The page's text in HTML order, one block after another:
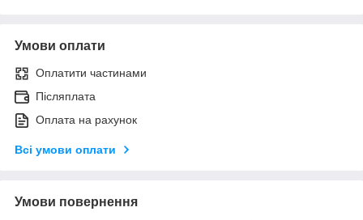
Умови оплати
Оплатити частинами
Післяплата
Оплата на рахунок
Всі умови оплати
Умови повернення